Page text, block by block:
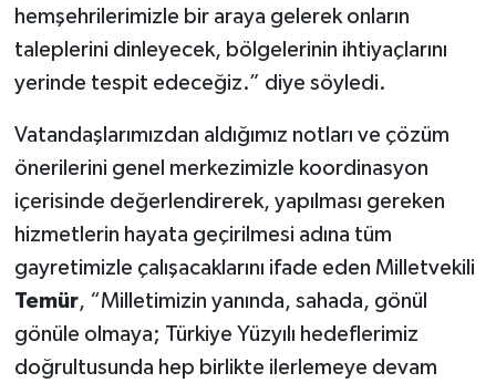
hemşehrilerimizle bir araya gelerek onların
taleplerini dinleyecek, bölgelerinin ihtiyaçlarını
yerinde tespit edeceğiz.” diye söyledi.
Vatandaşlarımızdan aldığımız notları ve çözüm
önerilerini genel merkezimizle koordinasyon
içerisinde değerlendirerek, yapılması gereken
hizmetlerin hayata geçirilmesi adına tüm
gayretimizle çalışacaklarını ifade eden Milletvekili
Temür, “Milletimizin yanında, sahada, gönül
gönüle olmaya; Türkiye Yüzyılı hedeflerimiz
doğrultusunda hep birlikte ilerlemeye devam